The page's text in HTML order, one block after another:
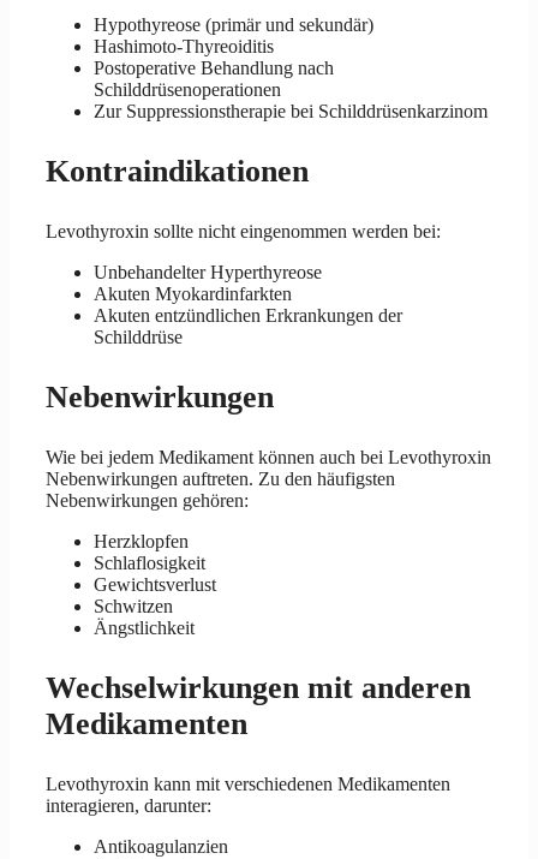
Hypothyreose (primär und sekundär)
Hashimoto-Thyreoiditis
Postoperative Behandlung nach
Schilddrüsenoperationen
Zur Suppressionstherapie bei Schilddrüsenkarzinom
Kontraindikationen
Levothyroxin sollte nicht eingenommen werden bei:
Unbehandelter Hyperthyreose
Akuten Myokardinfarkten
Akuten entzündlichen Erkrankungen der
Schilddrüse
Nebenwirkungen
Wie bei jedem Medikament können auch bei Levothyroxin
Nebenwirkungen auftreten. Zu den häufigsten
Nebenwirkungen gehören:
Herzklopfen
Schlaflosigkeit
Gewichtsverlust
Schwitzen
Ängstlichkeit
Wechselwirkungen mit anderen
Medikamenten
Levothyroxin kann mit verschiedenen Medikamenten
interagieren, darunter:
Antikoagulanzien